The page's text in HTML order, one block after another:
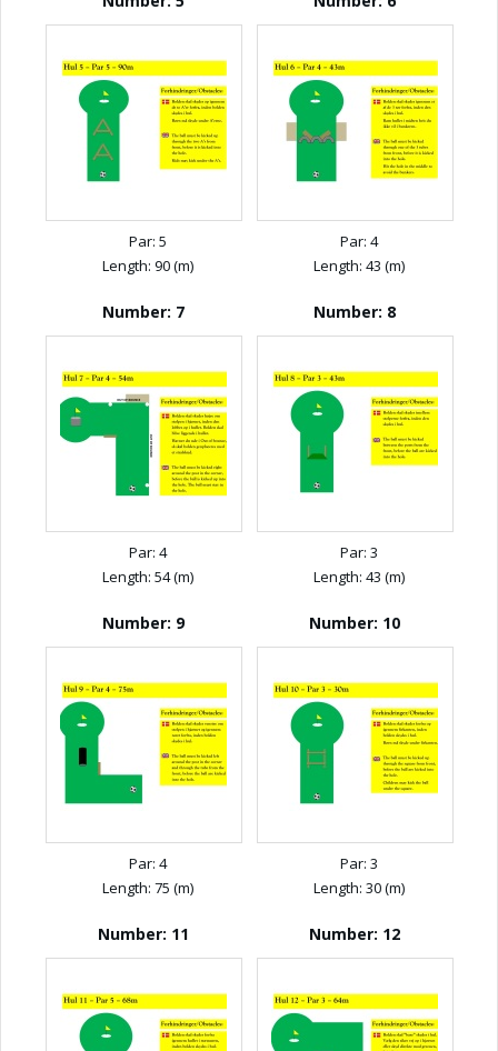
Par: 5
Length: 90 (m)
Par: 4
Length: 43 (m)
Number: 7
Par: 4
Length: 54 (m)
Number: 8
Par: 3
Length: 43 (m)
Number: 9
Par: 4
Length: 75 (m)
Number: 10
Par: 3
Length: 30 (m)
Number: 11 Number: 12